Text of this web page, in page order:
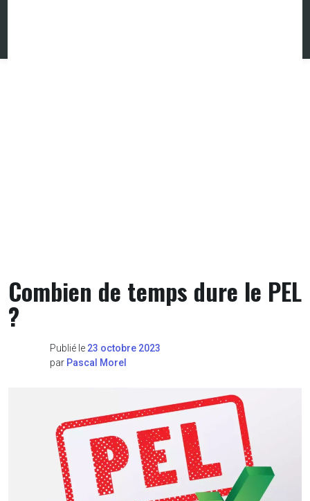
Combien de temps dure le PEL
?
Publié le 23 octobre 2023
par Pascal Morel